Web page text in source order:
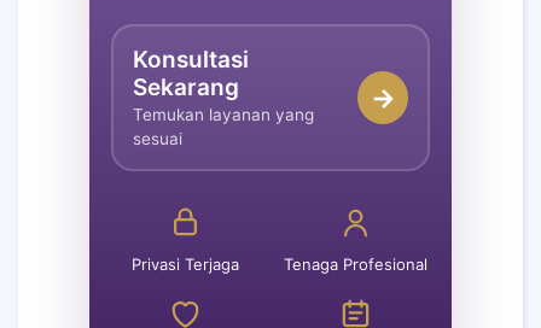
Konsultasi
Sekarang
Temukan layanan yang
sesuai
→
Privasi Terjaga Tenaga Profesional